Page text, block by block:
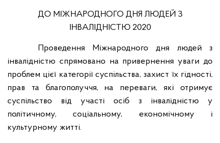
ДО МІЖНАРОДНОГО ДНЯ ЛЮДЕЙ З
ІНВАЛІДНІСТЮ 2020
Проведення Міжнародного дня людей з
інвалідністю спрямовано на привернення уваги до
проблем цієї категорії суспільства, захист їх гідності,
прав та благополуччя, на переваги, які отримує
суспільство від участі осіб з інвалідністю у
політичному, соціальному, економічному і
культурному житті.